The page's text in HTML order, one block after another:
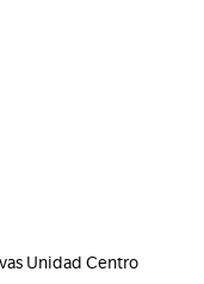
Unidad Centro